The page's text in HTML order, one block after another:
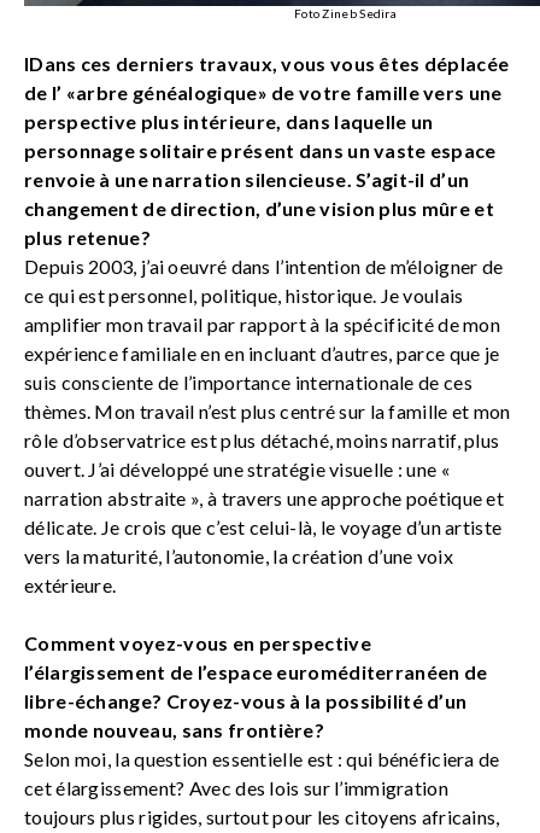
Foto Zineb Sedira
IDans ces derniers travaux, vous vous êtes déplacée
de l’ «arbre généalogique» de votre famille vers une
perspective plus intérieure, dans laquelle un
personnage solitaire présent dans un vaste espace
renvoie à une narration silencieuse. S’agit-il d’un
changement de direction, d’une vision plus mûre et
plus retenue?
Depuis 2003, j’ai oeuvré dans l’intention de m’éloigner de
ce qui est personnel, politique, historique. Je voulais
amplifier mon travail par rapport à la spécificité de mon
expérience familiale en en incluant d’autres, parce que je
suis consciente de l’importance internationale de ces
thèmes. Mon travail n’est plus centré sur la famille et mon
rôle d’observatrice est plus détaché, moins narratif, plus
ouvert. J’ai développé une stratégie visuelle : une «
narration abstraite », à travers une approche poétique et
délicate. Je crois que c’est celui-là, le voyage d’un artiste
vers la maturité, l’autonomie, la création d’une voix
extérieure.
Comment voyez-vous en perspective
l’élargissement de l’espace euroméditerranéen de
libre-échange? Croyez-vous à la possibilité d’un
monde nouveau, sans frontière?
Selon moi, la question essentielle est : qui bénéficiera de
cet élargissement? Avec des lois sur l’immigration
toujours plus rigides, surtout pour les citoyens africains,